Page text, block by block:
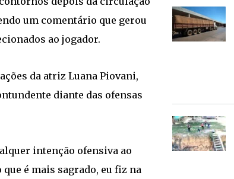
um comentário que gerou
ao jogador.
da atriz Luana Piovani,
diante das ofensas
intenção ofensiva ao
é mais sagrado, eu fiz na